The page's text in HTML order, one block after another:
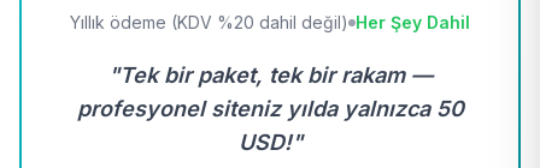
Yıllık ödeme (KDV %20 dahil değil) Her Şey Dahil
"Tek bir paket, tek bir rakam —
profesyonel siteniz yılda yalnızca 50
USD!"